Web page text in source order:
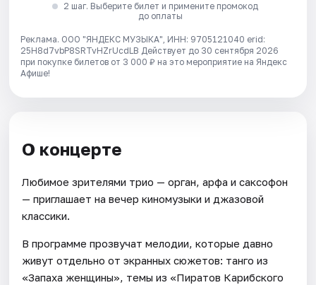
2 шаг. Выберите билет и примените промокод
до оплаты
Реклама. ООО "ЯНДЕКС МУЗЫКА", ИНН: 9705121040 erid:
25H8d7vbP8SRTvHZrUcdLB Действует до 30 сентября 2026
при покупке билетов от 3 000 ₽ на это мероприятие на Яндекс
Афише!
О концерте
Любимое зрителями трио — орган, арфа и саксофон
— приглашает на вечер киномузыки и джазовой
классики.
В программе прозвучат мелодии, которые давно
живут отдельно от экранных сюжетов: танго из
«Запаха женщины», темы из «Пиратов Карибского